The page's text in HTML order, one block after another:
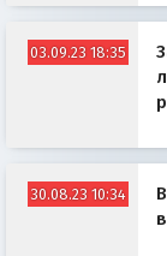
03.09.23 18:35
30.08.23 10:34